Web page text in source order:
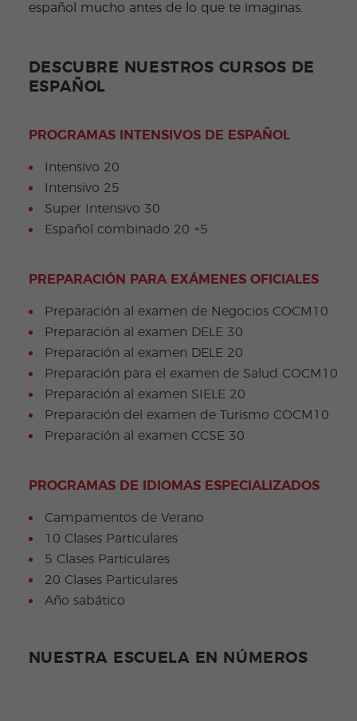
español mucho antes de lo que te imaginas.
DESCUBRE NUESTROS CURSOS DE
ESPAÑOL
PROGRAMAS INTENSIVOS DE ESPAÑOL
Intensivo 20
Intensivo 25
Super Intensivo 30
Español combinado 20 +5
PREPARACIÓN PARA EXÁMENES OFICIALES
Preparación al examen de Negocios COCM10
Preparación al examen DELE 30
Preparación al examen DELE 20
Preparación para el examen de Salud COCM10
Preparación al examen SIELE 20
Preparación del examen de Turismo COCM10
Preparación al examen CCSE 30
PROGRAMAS DE IDIOMAS ESPECIALIZADOS
Campamentos de Verano
10 Clases Particulares
5 Clases Particulares
20 Clases Particulares
Año sabático
NUESTRA ESCUELA EN NÚMEROS